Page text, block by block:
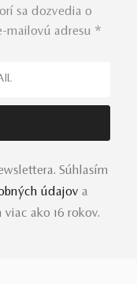
sa dozvedia o
mailovú adresu *
Súhlasím
údajov a
ako 16 rokov.